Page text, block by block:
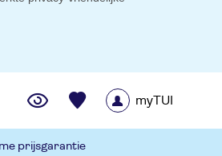
myTUI
prijsgarantie